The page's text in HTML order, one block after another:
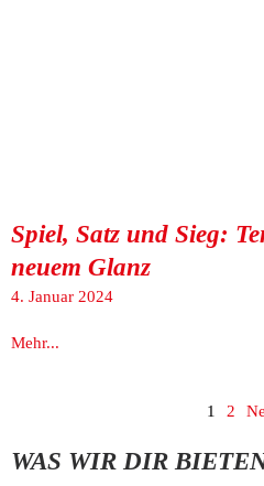
Spiel, Satz und Sieg:
neuem Glanz
4. Januar 2024
Mehr...
1 2
WAS WIR DIR